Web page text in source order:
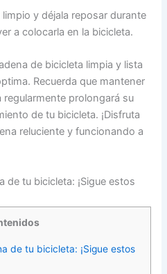
y déjala reposar durante
a colocarla en la bicicleta.
de bicicleta limpia y lista
Recuerda que mantener
prolongará su
de tu bicicleta. ¡Disfruta
reluciente y funcionando a
de tu bicicleta: ¡Sigue estos
de tu bicicleta: ¡Sigue estos